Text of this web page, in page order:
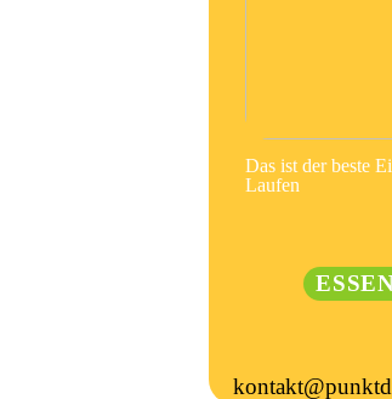
Das ist der beste
Laufen